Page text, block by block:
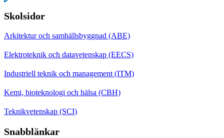
Skolsidor
Arkitektur och samhällsbyggnad (ABE)
Elektroteknik och datavetenskap (EECS)
Industriell teknik och management (ITM)
Kemi, bioteknologi och hälsa (CBH)
Teknikvetenskap (SCI)
Snabblänkar